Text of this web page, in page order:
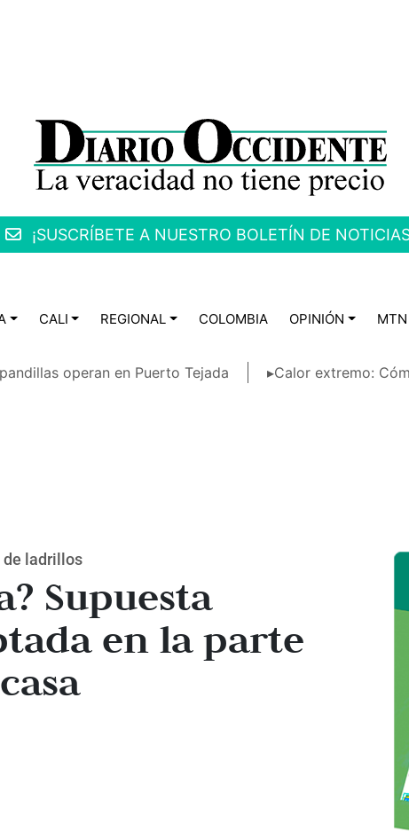
¡SUSCRÍBETE A NUESTRO BOLETÍN DE
CALI REGIONAL COLOMBIA OPINIÓN MTN
operan en Puerto Tejada ▸Calor extremo:
de ladrillos
Supuesta
en la parte